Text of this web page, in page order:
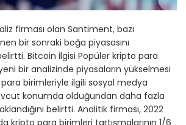
firması olan Santiment, bazı
bir sonraki boğa piyasasını
Bitcoin İlgisi Popüler kripto para
bir analizinde piyasaların yükselmesi
birimleriyle ilgili sosyal medya
konumda olduğundan daha fazla
belirtti. Analitik firması, 2022